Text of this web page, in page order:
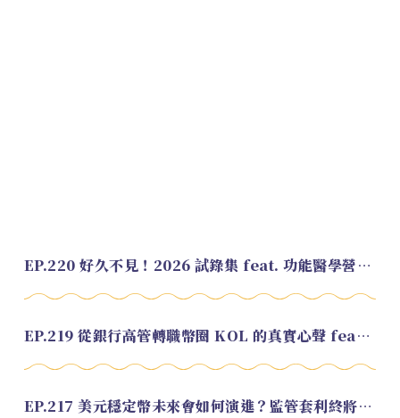
EP.220 好久不見！2026 試錄集 feat. 功能醫學營養師 美寶
EP.219 從銀行高管轉職幣圈 KOL 的真實心聲 feat.龜大
EP.217 美元穩定幣未來會如何演進？監管套利終將收斂？feat. 研究員 余哲安